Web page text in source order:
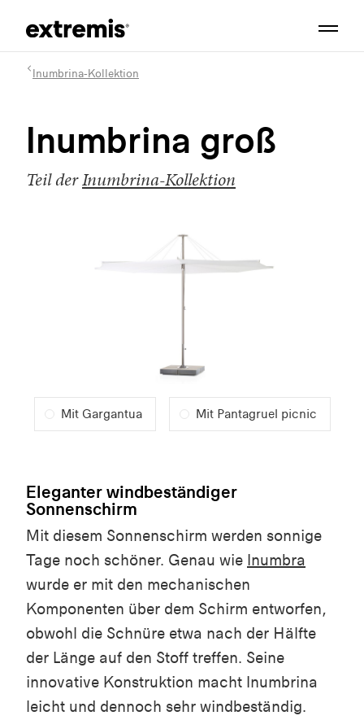
Inumbrina-Kollektion
Inumbrina groß
Teil derInumbrina-Kollektion
Mit Gargantua Mit Pantagruel picnic
Eleganter windbeständiger
Sonnenschirm
Mit diesem Sonnenschirm werden sonnige
Tage noch schöner. Genau wie Inumbra
wurde er mit den mechanischen
Komponenten über dem Schirm entworfen,
obwohl die Schnüre etwa nach der Hälfte
der Länge auf den Stoff treffen. Seine
innovative Konstruktion macht Inumbrina
leicht und dennoch sehr windbeständig.